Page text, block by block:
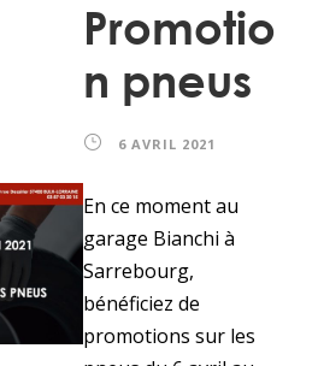
Promotio
n pneus
6 AVRIL 2021
En ce moment au
garage Bianchi à
Sarrebourg,
bénéficiez de
promotions sur les